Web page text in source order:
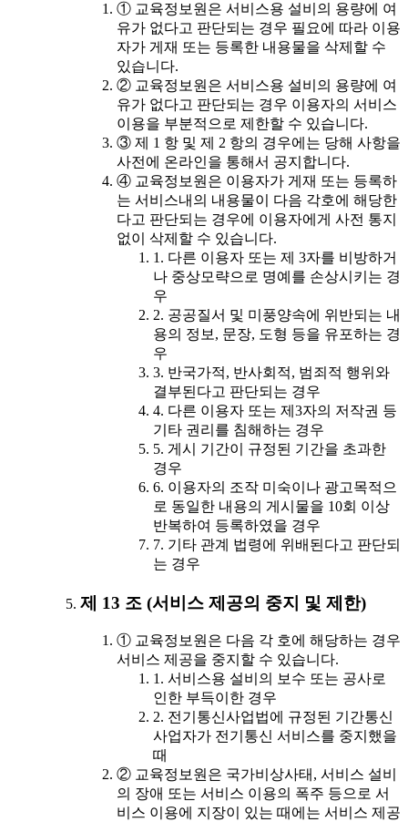
① 교육정보원은 서비스용 설비의 용량에 여
유가 없다고 판단되는 경우 필요에 따라 이용
자가 게재 또는 등록한 내용물을 삭제할 수
있습니다.
② 교육정보원은 서비스용 설비의 용량에 여
유가 없다고 판단되는 경우 이용자의 서비스
이용을 부분적으로 제한할 수 있습니다.
③ 제 1 항 및 제 2 항의 경우에는 당해 사항을
사전에 온라인을 통해서 공지합니다.
④ 교육정보원은 이용자가 게재 또는 등록하
는 서비스내의 내용물이 다음 각호에 해당한
다고 판단되는 경우에 이용자에게 사전 통지
없이 삭제할 수 있습니다.
1. 다른 이용자 또는 제 3자를 비방하거
나 중상모략으로 명예를 손상시키는 경
우
2. 공공질서 및 미풍양속에 위반되는 내
용의 정보, 문장, 도형 등을 유포하는 경
우
3. 반국가적, 반사회적, 범죄적 행위와
결부된다고 판단되는 경우
4. 다른 이용자 또는 제3자의 저작권 등
기타 권리를 침해하는 경우
5. 게시 기간이 규정된 기간을 초과한
경우
6. 이용자의 조작 미숙이나 광고목적으
로 동일한 내용의 게시물을 10회 이상
반복하여 등록하였을 경우
7. 기타 관계 법령에 위배된다고 판단되
는 경우
제 13 조 (서비스 제공의 중지 및 제한)
① 교육정보원은 다음 각 호에 해당하는 경우
서비스 제공을 중지할 수 있습니다.
1. 서비스용 설비의 보수 또는 공사로
인한 부득이한 경우
2. 전기통신사업법에 규정된 기간통신
사업자가 전기통신 서비스를 중지했을
때
② 교육정보원은 국가비상사태, 서비스 설비
의 장애 또는 서비스 이용의 폭주 등으로 서
비스 이용에 지장이 있는 때에는 서비스 제공